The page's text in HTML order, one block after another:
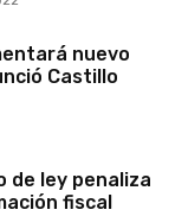
nuevo
Castillo
de ley penaliza
fiscal